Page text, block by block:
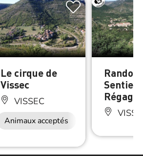
Le cirque de
Vissec
VISSEC
Animaux acceptés
Sentier